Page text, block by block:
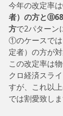
今年の改定率は
者）の方と
方で2パターン
①のケースで
定者）の方が対
この改定率は
クロ経済スラ
すが、これ以
では割愛致しま